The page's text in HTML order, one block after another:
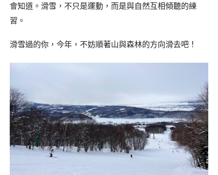
會知道。滑雪，不只是運動，而是與自然互相傾聽的練
習。
滑雪過的你，今年，不妨順著山與森林的方向滑去吧！